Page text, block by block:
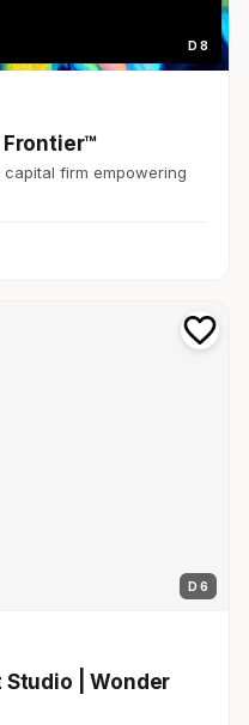
D 8
Frontier™
firm empowering
D 6
Studio | Wonder